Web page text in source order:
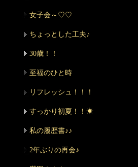
女子会～♡♡
ちょっとした工夫♪
30歳！！
至福のひと時
リフレッシュ！！！
すっかり初夏！！☀
私の履歴書♪♪
2年ぶりの再会♪